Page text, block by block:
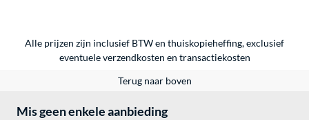
Alle prijzen zijn inclusief BTW en thuiskopieheffing, exclusief
eventueleverzendkosten en transactiekosten
Terug naar boven
Mis geen enkele aanbieding